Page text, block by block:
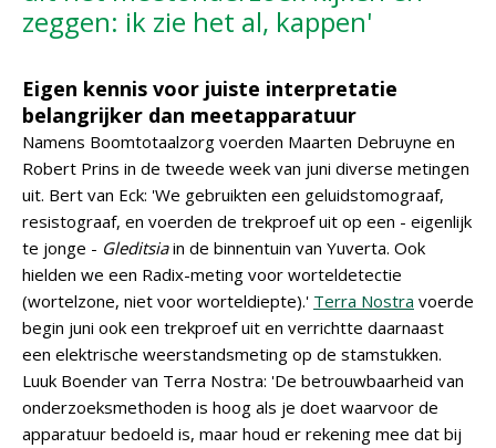
zeggen: ik zie het al, kappen'
Eigen kennis voor juiste interpretatie
belangrijker dan meetapparatuur
Namens Boomtotaalzorg voerden Maarten Debruyne en
Robert Prins in de tweede week van juni diverse metingen
uit. Bert van Eck: 'We gebruikten een geluidstomograaf,
resistograaf, en voerden de trekproef uit op een - eigenlijk
te jonge - Gleditsiain de binnentuin van Yuverta. Ook
hielden we een Radix-meting voor worteldetectie
(wortelzone, niet voor worteldiepte).' Terra Nostra voerde
begin juni ook een trekproef uit en verrichtte daarnaast
een elektrische weerstandsmeting op de stamstukken.
Luuk Boender van Terra Nostra: 'De betrouwbaarheid van
onderzoeksmethoden is hoog als je doet waarvoor de
apparatuur bedoeld is, maar houd er rekening mee dat bij